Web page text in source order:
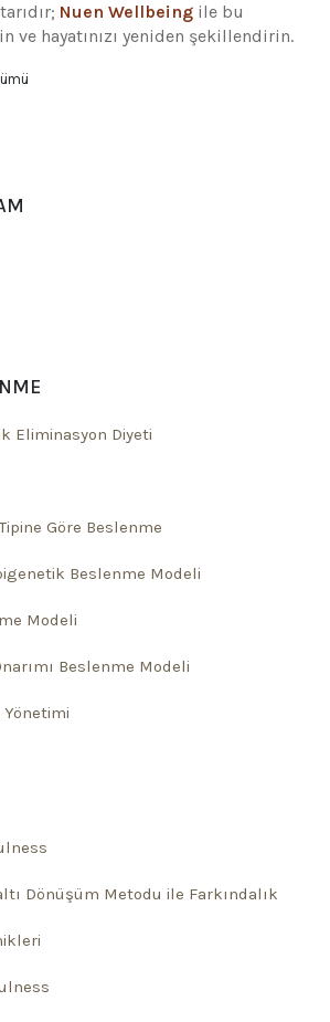
Nuen Wellbeing ile bu
ve hayatınızı yeniden şekillendirin.
Eliminasyon Diyeti
Göre Beslenme
Beslenme Modeli
Modeli
Beslenme Modeli
Yönetimi
Dönüşüm Metodu ile Farkındalık